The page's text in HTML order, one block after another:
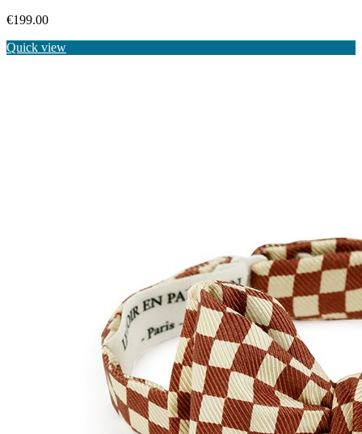
Price
€199.00
Quick view